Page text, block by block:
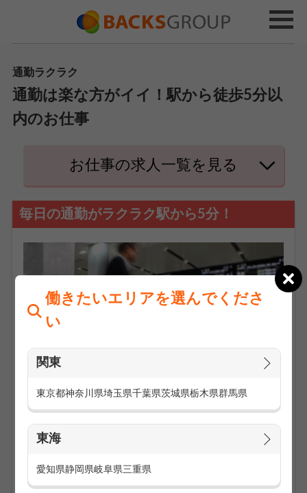
働きたいエリアを選んでくださ
い
関東
東京都神奈川県埼玉県千葉県茨城県栃木県群馬県
東海
愛知県静岡県岐阜県三重県
通勤ラクラク
通勤は楽な方がイイ！駅から徒歩5分以
内のお仕事
お仕事の求人一覧を見る
毎日の通勤がラクラク駅から5分！
は当たり前です。
また駅から長時間歩いたり、電車を降りてからバスを使って